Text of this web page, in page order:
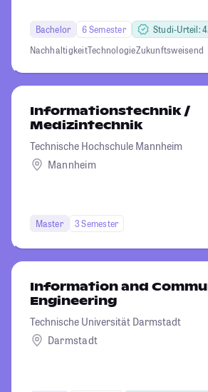
Bachelor 6 Semester
Studi-Urteil:
NachhaltigkeitTechnologieZukunftsweisend
Informationstechnik /
Medizintechnik
Technische Hochschule Mannheim
Mannheim
Master 3 Semester
Information and
Engineering
Technische Universität Darmstadt
Darmstadt